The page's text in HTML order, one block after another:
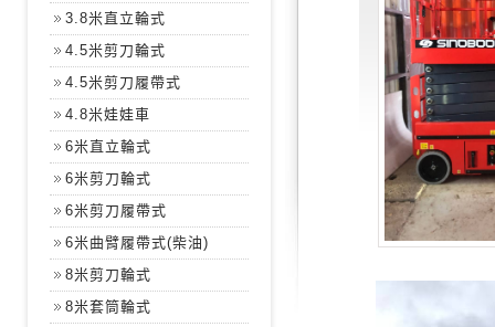
3.8米直立輪式
4.5米剪刀輪式
4.5米剪刀履帶式
4.8米娃娃車
6米直立輪式
6米剪刀輪式
6米剪刀履帶式
6米曲臂履帶式(柴油)
8米剪刀輪式
8米套筒輪式